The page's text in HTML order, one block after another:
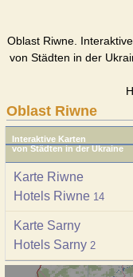
Oblast Riwne.
von Städten in der
Oblast Riwne
Interaktive Karten
von Städten in der Ukraine
Karte Riwne
Hotels Riwne 14
Karte Sarny
Hotels Sarny 2